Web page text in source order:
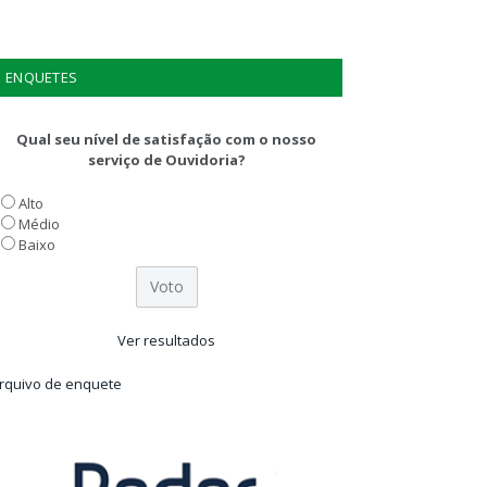
ENQUETES
Qual seu nível de satisfação com o nosso
serviço de Ouvidoria?
Alto
Médio
Baixo
Ver resultados
de enquete